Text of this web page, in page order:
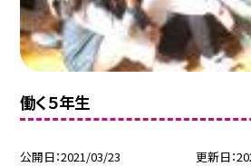
働く５年生
公開日 2021/03/23 更新日